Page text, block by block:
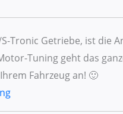
Tronic Getriebe, ist die
Tuning geht das
Fahrzeug an! 🙂